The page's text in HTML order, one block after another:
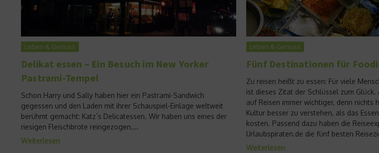
Leben & Genuss
Delikat essen – Ein Besuch im New Yorker
Pastrami-Tempel
Schon Harry und Sally haben hier ein Pastrami-Sandwich
gegessen und den Laden mit ihrer Schauspiel-Einlage weltweit
berühmt gemacht: Katz´s Delicatessen. Wir haben uns eines der
riesigen Fleischbrote reingezogen....
Weiterlesen
Leben & Genuss
Fünf Destinationen für
Zu reisen heißt zu essen: Für viele
ist dieses Zitat der Schlüssel zum Glück.
auf Reisen immer wichtiger, denn nichts
Kultur besser zu verstehen, als das
kosten. Passend dazu haben die
Urlaubspiraten.de die fünf besten
Weiterlesen